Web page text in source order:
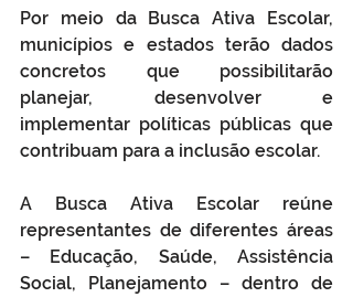
Por meio da Busca Ativa Escolar,
municípios e estados terão dados
concretos que possibilitarão
planejar, desenvolver e
implementar políticas públicas que
contribuam para a inclusão escolar.
A Busca Ativa Escolar reúne
representantes de diferentes áreas
– Educação, Saúde, Assistência
Social, Planejamento – dentro de